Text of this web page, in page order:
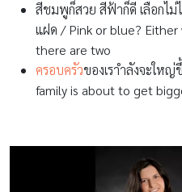
สีชมพูก็สวย สีฟ้าก็ดี เลือกไม่
แฝด / Pink or blue?
there are two
ครอบครัวของเราำลังจะให
family is about to get